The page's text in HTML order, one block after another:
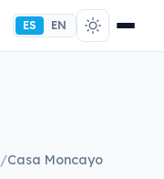
ES EN
/Casa Moncayo